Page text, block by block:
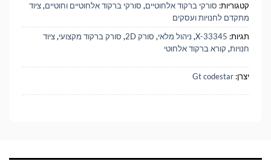
קטגוריות: סורקי ברקוד אלחוטיים, סורקי ברקוד אלחוטיים וחוטיים,ציוד
מתקדם לחנויות ועסקים
תגיות: X-33345
, ניהול מלאי, סורק 2D , סורק ברקוד מקצועי,ציוד
חנויות, קורא ברקוד אלחוטי
יצרן: Gt codestar